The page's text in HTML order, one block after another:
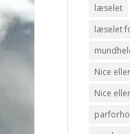
læselet
læselet
Nice
Nice